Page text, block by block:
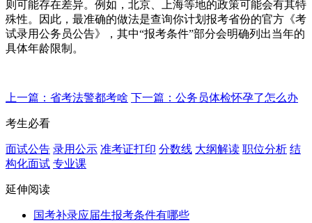
则可能存在差异。例如，北京、上海等地的政策可能会有其特
殊性。因此，最准确的做法是查询你计划报考省份的官方《考
试录用公务员公告》，其中“报考条件”部分会明确列出当年的
具体年龄限制。
上一篇：省考法警都考啥 下一篇：公务员体检怀孕了怎么办
考生必看
面试公告 录用公示 准考证打印 分数线 大纲解读 职位分析 结
构化面试 专业课
延伸阅读
国考补录应届生报考条件有哪些